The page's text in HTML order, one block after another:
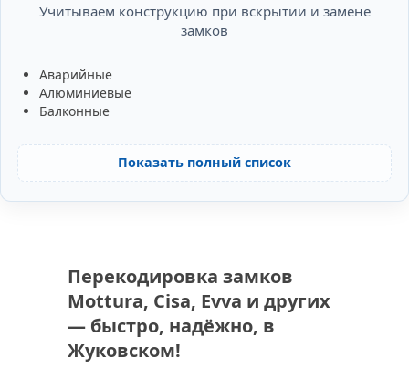
Учитываем конструкцию при вскрытии и замене
замков
Аварийные
Алюминиевые
Балконные
Показать полный список
Перекодировка замков
Mottura, Cisa, Evva и других
— быстро, надёжно, в
Жуковском!